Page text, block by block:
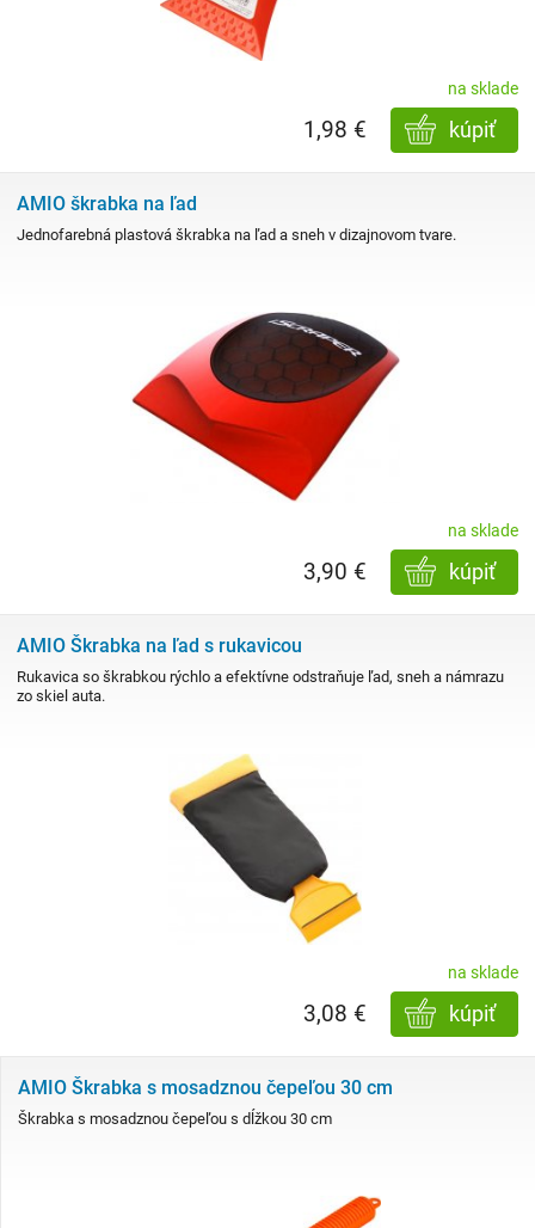
na sklade
kúpiť
1,98 €
AMIO škrabka na ľad
Jednofarebná plastová škrabka na ľad a sneh v dizajnovom tvare.
na sklade
kúpiť
3,90 €
AMIO Škrabka na ľad s rukavicou
Rukavica so škrabkou rýchlo a efektívne odstraňuje ľad, sneh a námrazu
zo skiel auta.
na sklade
kúpiť
3,08 €
AMIO Škrabka s mosadznou čepeľou 30 cm
Škrabka s mosadznou čepeľou s dĺžkou 30 cm